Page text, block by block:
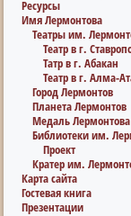
Ресурсы
Имя Лермонтова
Театры им.
Театр в г.
Татр в г. Абакан
Театр в г. Алма-
Город Лермонтов
Планета Лермонтов
Медаль Лермонтова
Библиотеки им.
Проект
Кратер им.
Карта сайта
Гостевая книга
Презентации